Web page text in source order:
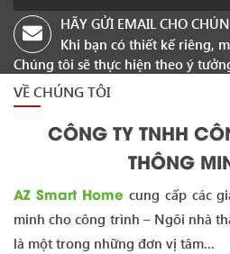
HÃY GỬI EMAIL CHO
Khi bạn có thiết kế riêng,
Chúng tôi sẽ thực hiện theo ý
VỀ CHÚNG TÔI
CÔNG TY TNHH
THÔNG
AZ Smart Home cung cấp các
minh cho công trình – Ngôi nhà
là một trong những đơn vị tâm...